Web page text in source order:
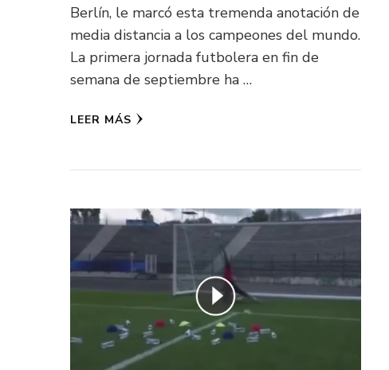
Berlín​, le marcó esta tremenda anotación de
media distancia a los campeones del mundo.
La primera jornada futbolera en fin de
semana de septiembre ha …
LEER MÁS